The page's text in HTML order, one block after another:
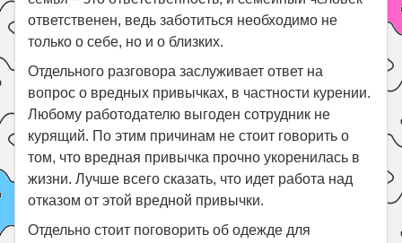
ответственен, ведь заботиться необходимо не
только о себе, но и о близких.
Отдельного разговора заслуживает ответ на
вопрос о вредных привычках, в частности курении.
Любому работодателю выгоден сотрудник не
курящий. По этим причинам не стоит говорить о
том, что вредная привычка прочно укоренилась в
жизни. Лучше всего сказать, что идет работа над
отказом от этой вредной привычки.
Отдельно стоит поговорить об одежде для